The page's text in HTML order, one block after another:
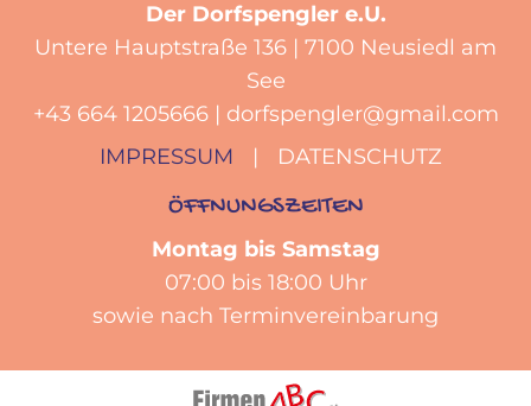
Der Dorfspengler e.U.
Untere Hauptstraße 136 | 7100 Neusiedl am
See
+43 664 1205666 | dorfspengler@gmail.com
IMPRESSUM
| DATENSCHUTZ
ÖFFNUNGSZEITEN
Montag bis Samstag
07:00 bis 18:00 Uhr
sowie nach Terminvereinbarung